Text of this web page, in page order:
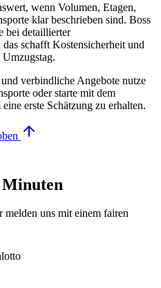
wenn Volumen, Etagen,
klar beschrieben sind. Boss
bei detaillierter
schafft Kostensicherheit und
verbindliche Angebote nutze
oder starte mit dem
erste Schätzung zu erhalten.
uns mit einem fairen